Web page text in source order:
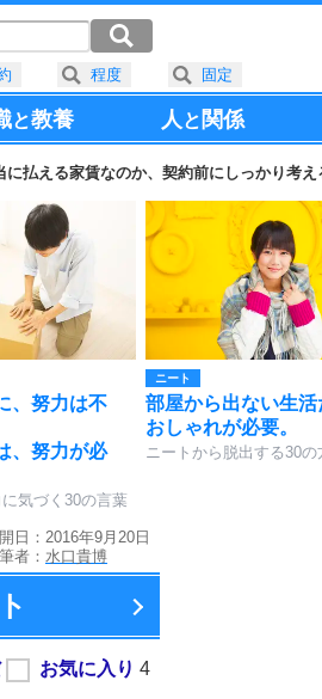
と教養 人と 関係
払える家賃なのか、契約前にしっかり考え
、努力は不
、努力が必
気づく30の言葉
ニート
部屋から出ない生活
おしゃれが必要。
ニートから脱出する30の
日：2016年9月20日
者： 水口貴博
程度 固定